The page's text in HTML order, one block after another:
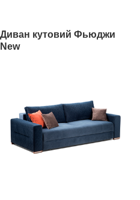
Диван кутовий Фьюджи
New